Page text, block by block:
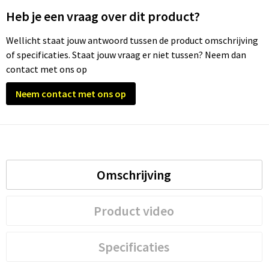
Heb je een vraag over dit product?
Wellicht staat jouw antwoord tussen de product omschrijving
of specificaties. Staat jouw vraag er niet tussen? Neem dan
contact met ons op
Neem contact met ons op
Omschrijving
Product video
Specificaties